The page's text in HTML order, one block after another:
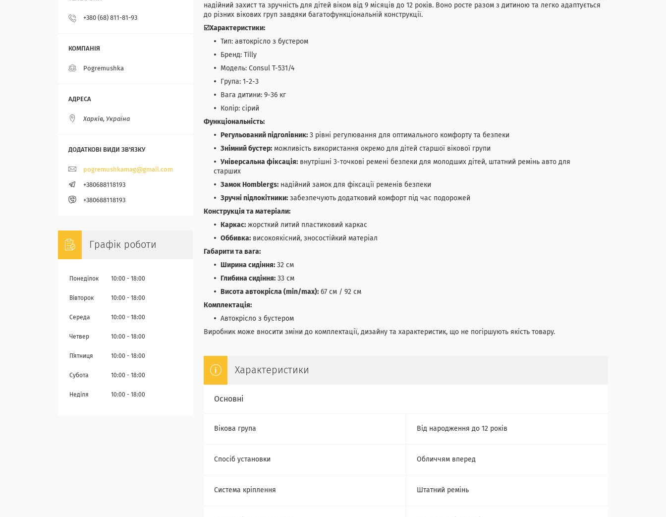
надійний захист та зручність для дітей віком від 9 місяців до 12 років. Воно росте разом з дитиною та легко адаптується
до різних вікових груп завдяки багатофункціональній конструкції.
☑️Характеристики:
Тип: автокрісло з бустером
Бренд: Tilly
Модель: Consul T-531/4
Група: 1-2-3
Вага дитини: 9-36 кг
Колір: сірий
Функціональність:
Регульований підголівник: 3 рівні регулювання для оптимального комфорту та безпеки
Знімний бустер: можливість використання окремо для дітей старшої вікової групи
Універсальна фіксація: внутрішні 3-точкові ремені безпеки для молодших дітей, штатний ремінь авто для
старших
Замок Homblergs: надійний замок для фіксації ременів безпеки
Зручні підлокітники: забезпечують додатковий комфорт під час подорожей
Конструкція та матеріали:
Каркас: жорсткий литий пластиковий каркас
Оббивка: високоякісний, зносостійкий матеріал
Габарити та вага:
Ширина сидіння: 32 см
Глибина сидіння: 33 см
Висота автокрісла (min/max): 67 см / 92 см
Комплектація:
Автокрісло з бустером
Виробник може вносити зміни до комплектації, дизайну та характеристик, що не погіршують якість товару.
Характеристики
Основні
Вікова група Від народження до 12 років
Спосіб установки Обличчям вперед
Система кріплення Штатний ремінь
+380 (68) 811-81-93
Pogremushka
Харків, Україна
pogremushkamag@gmail.com
+380688118193
+380688118193
Графік роботи
Понеділок 10:00 18:00
Вівторок 10:00 18:00
Середа 10:00 18:00
Четвер 10:00 18:00
Пʼятниця 10:00 18:00
Субота 10:00 18:00
Неділя 10:00 18:00